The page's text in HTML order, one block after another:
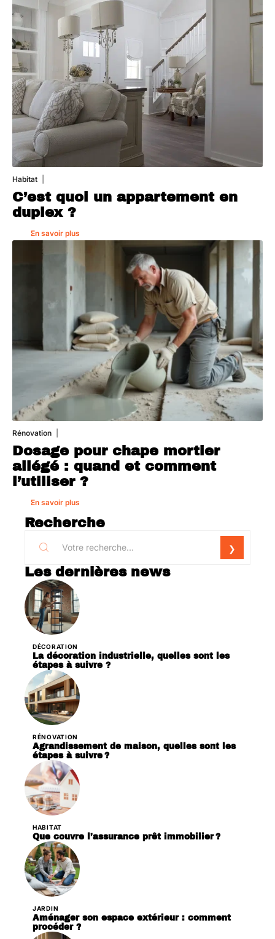
Habitat
C’est quoi un appartement en
duplex ?
En savoir plus
Rénovation
Dosage pour chape mortier
allégé : quand et comment
l’utiliser ?
En savoir plus
Recherche
Les dernières news
DÉCORATION
La décoration industrielle, quelles sont les
étapes à suivre ?
RÉNOVATION
Agrandissement de maison, quelles sont les
étapes à suivre ?
HABITAT
Que couvre l’assurance prêt immobilier ?
JARDIN
Aménager son espace extérieur : comment
procéder ?